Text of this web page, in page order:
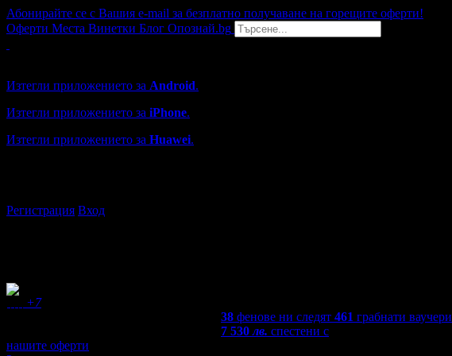
Абонирайте се с Вашия e-mail за безплатно получаване на горещите оферти!
Оферти Места Винетки Блог Опознай.bg
Изтегли приложението за Android.
Изтегли приложението за iPhone.
Изтегли приложението за Huawei.
Регистрация Вход
+7
38 фенове ни следят 461 грабнати ваучери
7 530лв. спестени с
нашите оферти